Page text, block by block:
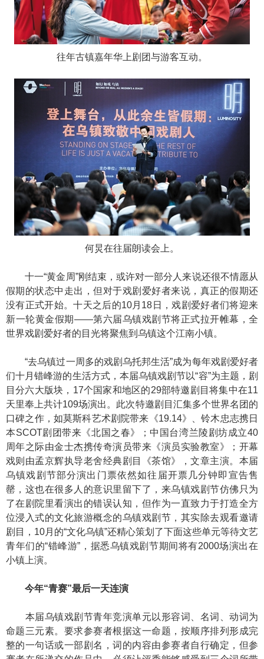
往年古镇嘉年华上剧团与游客互动。
何炅在往届朗读会上。
十一“黄金周”刚结束，或许对一部分人来说还很不情愿从
假期的状态中走出，但对于戏剧爱好者来说，真正的假期还
没有正式开始。十天之后的10月18日，戏剧爱好者们将迎来
新一轮黄金假期——第六届乌镇戏剧节将正式拉开帷幕，全
世界戏剧爱好者的目光将聚焦到乌镇这个江南小镇。
“去乌镇过一周多的戏剧乌托邦生活”成为每年戏剧爱好者
们十月错峰游的生活方式，本届乌镇戏剧节以“容”为主题，剧
目分六大版块，17个国家和地区的29部特邀剧目将集中在11
天里奉上共计109场演出。此次特邀剧目汇集多个世界名团的
口碑之作，如莫斯科艺术剧院带来《19.14》、铃木忠志携日
本SCOT剧团带来《北国之春》；中国台湾兰陵剧坊成立40
周年之际由金士杰携传奇演员带来《演员实验教室》；开幕
戏则由孟京辉执导老舍经典剧目《茶馆》，文章主演。本届
乌镇戏剧节部分演出门票依然如往届开票几分钟即宣告售
罄，这也在很多人的意识里留下了，来乌镇戏剧节仿佛只为
了在剧院里看演出的错误认知，但作为一直致力于打造全方
位浸入式的文化旅游概念的乌镇戏剧节，其实除去观看邀请
剧目，10月的“文化乌镇”还精心策划了下面这些单元等待文艺
青年们的“错峰游”，据悉乌镇戏剧节期间将有2000场演出在
小镇上演。
今年“青赛”最后一天连演
本届乌镇戏剧节青年竞演单元以形容词、名词、动词为
命题三元素。要求参赛者根据这一命题，按顺序排列形成完
整的一句话或一部剧名，词的内容由参赛者自行确定，但参